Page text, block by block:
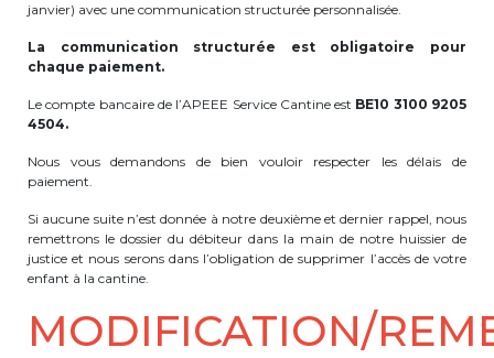
janvier) avec une communication structurée personnalisée.
La communication structurée est obligatoire pour
chaque paiement.
Le compte bancaire de l’APEEE Service Cantine est BE10 3100 9205
4504.
Nous vous demandons de bien vouloir respecter les délais de
paiement.
Si aucune suite n’est donnée à notre deuxième et dernier rappel, nous
remettrons le dossier du débiteur dans la main de notre huissier de
justice et nous serons dans l’obligation de supprimer l’accès de votre
enfant à la cantine.
MODIFICATION/